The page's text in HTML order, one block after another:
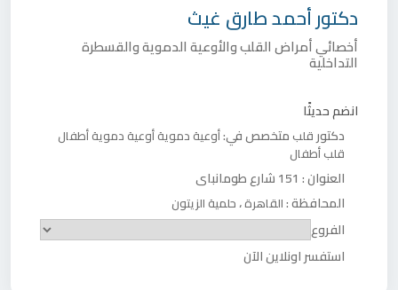
دكتورأحمد طارق غيث
أخصائي أمراض القلب والأوعية الدموية والقسطرة
التداخلية
انضم حديثًا
دكتور قلب متخصص في:أوعية دمويةأوعية دموية أطفال
قلب أطفال
العنوان : 151 شارع طومانباي
المحافظة :القاهرة،حلمية الزيتون
الفروع
استفسر اونلاين الآن